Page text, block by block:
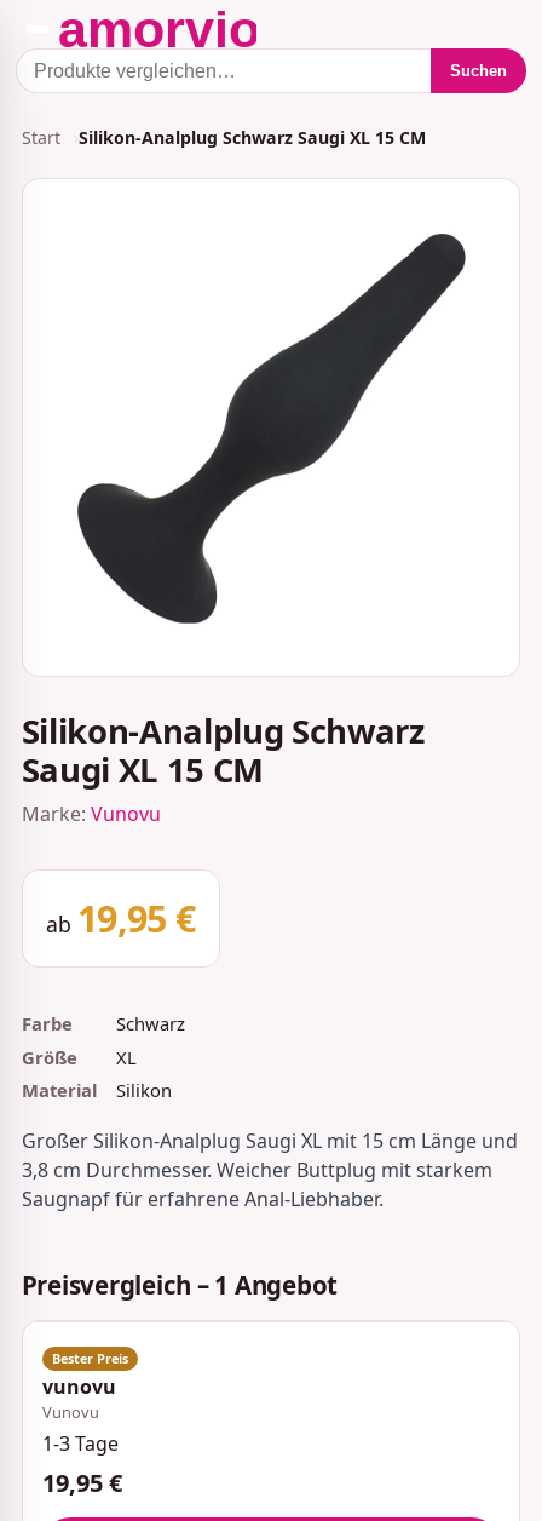
Suchen
Start Silikon-Analplug Schwarz Saugi XL 15 CM
Silikon-Analplug Schwarz
Saugi XL 15 CM
Marke: Vunovu
ab 19,95 €
Farbe
Schwarz
Größe
XL
Material
Silikon
Großer Silikon-Analplug Saugi XL mit 15 cm Länge und
3,8 cm Durchmesser. Weicher Buttplug mit starkem
Saugnapf für erfahrene Anal-Liebhaber.
Preisvergleich – 1 Angebot
vunovu
Vunovu
1-3 Tage
19,95 €